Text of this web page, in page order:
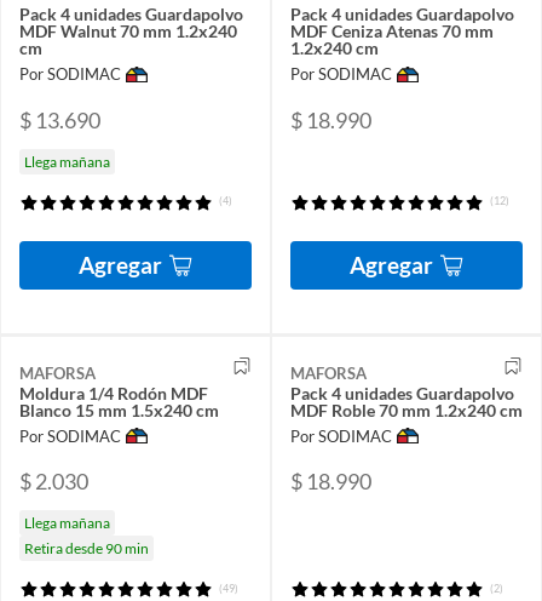
Pack 4 unidades Guardapolvo
MDF Walnut 70 mm 1.2x240
cm
Por SODIMAC
$ 13.690
Llega mañana
(4)
Agregar
Pack 4 unidades Guardapolvo
MDF Ceniza Atenas 70 mm
1.2x240 cm
Por SODIMAC
$ 18.990
(12)
Agregar
MAFORSA
Moldura 1/4 Rodón MDF
Blanco 15 mm 1.5x240 cm
Por SODIMAC
$ 2.030
Llega mañana
Retira desde 90 min
(49)
MAFORSA
Pack 4 unidades Guardapolvo
MDF Roble 70 mm 1.2x240 cm
Por SODIMAC
$ 18.990
(2)